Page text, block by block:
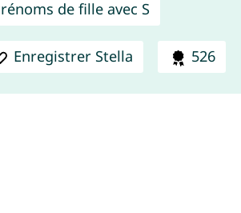
de fille avec S
Enregistrer Stella 526